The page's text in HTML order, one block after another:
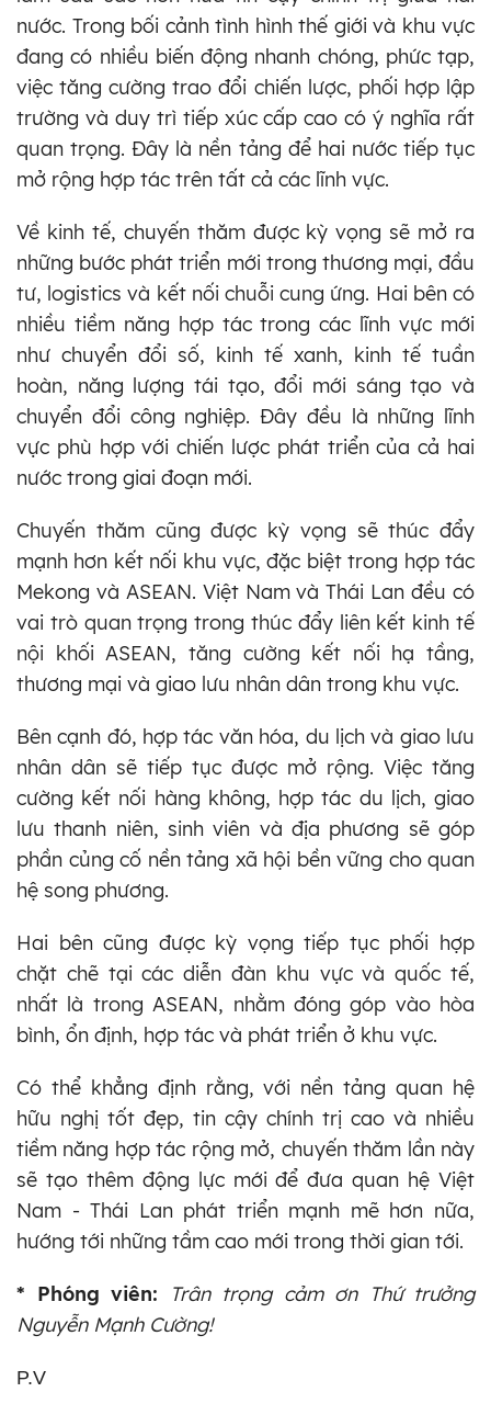
nước. Trong bối cảnh tình hình thế giới và khu vực
đang có nhiều biến động nhanh chóng, phức tạp,
việc tăng cường trao đổi chiến lược, phối hợp lập
trường và duy trì tiếp xúc cấp cao có ý nghĩa rất
quan trọng. Đây là nền tảng để hai nước tiếp tục
mở rộng hợp tác trên tất cả các lĩnh vực.
Về kinh tế, chuyến thăm được kỳ vọng sẽ mở ra
những bước phát triển mới trong thương mại, đầu
tư, logistics và kết nối chuỗi cung ứng. Hai bên có
nhiều tiềm năng hợp tác trong các lĩnh vực mới
như chuyển đổi số, kinh tế xanh, kinh tế tuần
hoàn, năng lượng tái tạo, đổi mới sáng tạo và
chuyển đổi công nghiệp. Đây đều là những lĩnh
vực phù hợp với chiến lược phát triển của cả hai
nước trong giai đoạn mới.
Chuyến thăm cũng được kỳ vọng sẽ thúc đẩy
mạnh hơn kết nối khu vực, đặc biệt trong hợp tác
Mekong và ASEAN. Việt Nam và Thái Lan đều có
vai trò quan trọng trong thúc đẩy liên kết kinh tế
nội khối ASEAN, tăng cường kết nối hạ tầng,
thương mại và giao lưu nhân dân trong khu vực.
Bên cạnh đó, hợp tác văn hóa, du lịch và giao lưu
nhân dân sẽ tiếp tục được mở rộng. Việc tăng
cường kết nối hàng không, hợp tác du lịch, giao
lưu thanh niên, sinh viên và địa phương sẽ góp
phần củng cố nền tảng xã hội bền vững cho quan
hệ song phương.
Hai bên cũng được kỳ vọng tiếp tục phối hợp
chặt chẽ tại các diễn đàn khu vực và quốc tế,
nhất là trong ASEAN, nhằm đóng góp vào hòa
bình, ổn định, hợp tác và phát triển ở khu vực.
Có thể khẳng định rằng, với nền tảng quan hệ
hữu nghị tốt đẹp, tin cậy chính trị cao và nhiều
tiềm năng hợp tác rộng mở, chuyến thăm lần này
sẽ tạo thêm động lực mới để đưa quan hệ Việt
Nam - Thái Lan phát triển mạnh mẽ hơn nữa,
hướng tới những tầm cao mới trong thời gian tới.
* Phóng viên:
Trân trọng cảm ơn Thứ trưởng
Nguyễn Mạnh Cường!
P.V